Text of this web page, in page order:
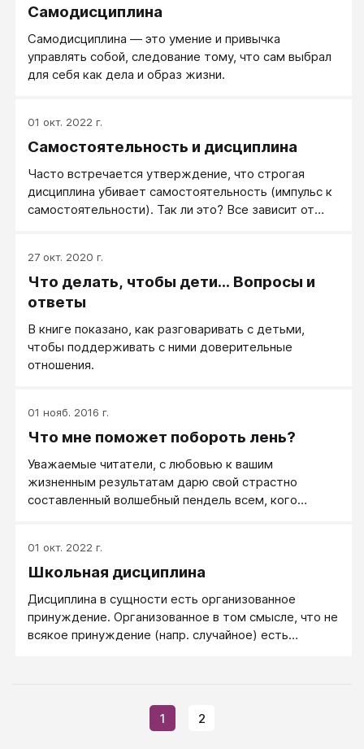
Самодисциплина
Самодисциплина — это умение и привычка
управлять собой, следование тому, что сам выбрал
для себя как дела и образ жизни.
01 окт. 2022 г.
Самостоятельность и дисциплина
Часто встречается утверждение, что строгая
дисциплина убивает самостоятельность (импульс к
самостоятельности). Так ли это? Все зависит от
договоренностей, подразумевающие санкции в
случае невыполнения. А какие правила и
договоренности - это уже направление и характер
27 окт. 2020 г.
Что делать, чтобы дети… Вопросы и
ответы
В книге показано, как разговаривать с детьми,
чтобы поддерживать с ними доверительные
отношения.
01 нояб. 2016 г.
Что мне поможет побороть лень?
Уважаемые читатели, с любовью к вашим
жизненным результатам дарю свой страстно
составленный волшебный пендель всем, кого
01 окт. 2022 г.
Школьная дисциплина
Дисциплина в сущности есть организованное
принуждение. Организованное в том смысле, что не
всякое принуждение (напр. случайное) есть
1 2